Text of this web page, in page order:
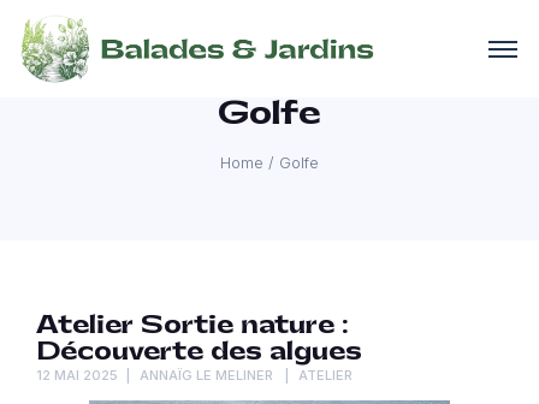
Golfe
Home / Golfe
Atelier Sortie nature :
Découverte des algues
12 MAI 2025 ANNAÏG LE MELINER ATELIER